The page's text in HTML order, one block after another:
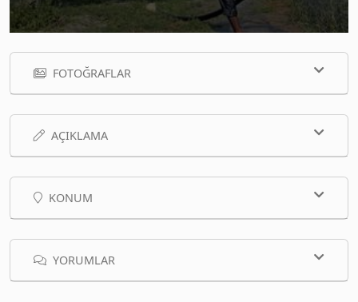
FOTOĞRAFLAR
AÇIKLAMA
KONUM
YORUMLAR